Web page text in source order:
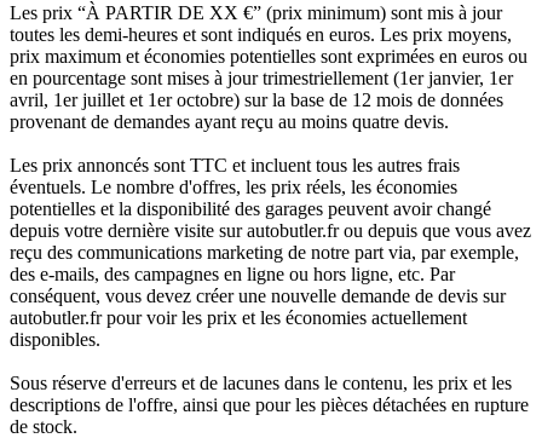
Les prix “À PARTIR DE XX €” (prix minimum) sont mis à jour
toutes les demi-heures et sont indiqués en euros. Les prix moyens,
prix maximum et économies potentielles sont exprimées en euros ou
en pourcentage sont mises à jour trimestriellement (1er janvier, 1er
avril, 1er juillet et 1er octobre) sur la base de 12 mois de données
provenant de demandes ayant reçu au moins quatre devis.
Les prix annoncés sont TTC et incluent tous les autres frais
éventuels. Le nombre d'offres, les prix réels, les économies
potentielles et la disponibilité des garages peuvent avoir changé
depuis votre dernière visite sur autobutler.fr ou depuis que vous avez
reçu des communications marketing de notre part via, par exemple,
des e-mails, des campagnes en ligne ou hors ligne, etc. Par
conséquent, vous devez créer une nouvelle demande de devis sur
autobutler.fr pour voir les prix et les économies actuellement
disponibles.
Sous réserve d'erreurs et de lacunes dans le contenu, les prix et les
descriptions de l'offre, ainsi que pour les pièces détachées en rupture
de stock.